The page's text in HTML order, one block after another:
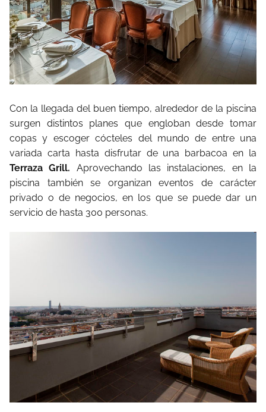
Con la llegada del buen tiempo, alrededor de la piscina
surgen distintos planes que engloban desde tomar
copas y escoger cócteles del mundo de entre una
variada carta hasta disfrutar de una barbacoa en la
Terraza Grill. Aprovechando las instalaciones, en la
piscina también se organizan eventos de carácter
privado o de negocios, en los que se puede dar un
servicio de hasta 300 personas.